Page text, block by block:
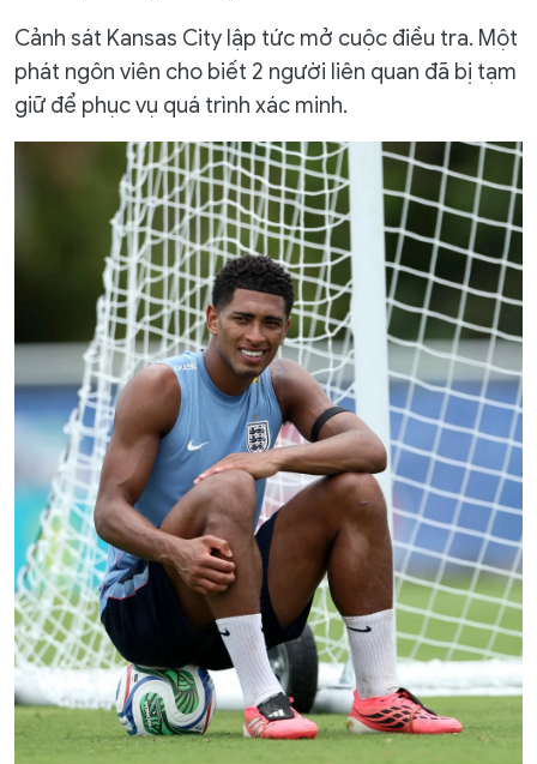
Cảnh sát Kansas City lập tức mở cuộc điều tra. Một
phát ngôn viên cho biết 2 người liên quan đã bị tạm
giữ để phục vụ quá trình xác minh.